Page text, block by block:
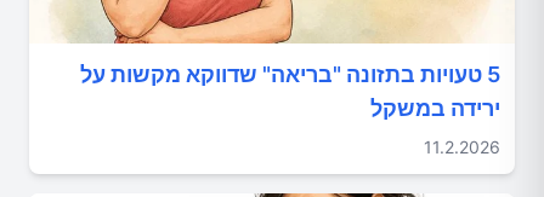
5 טעויות בתזונה "בריאה" שדווקא מקשות על
ירידה במשקל
11.2.2026